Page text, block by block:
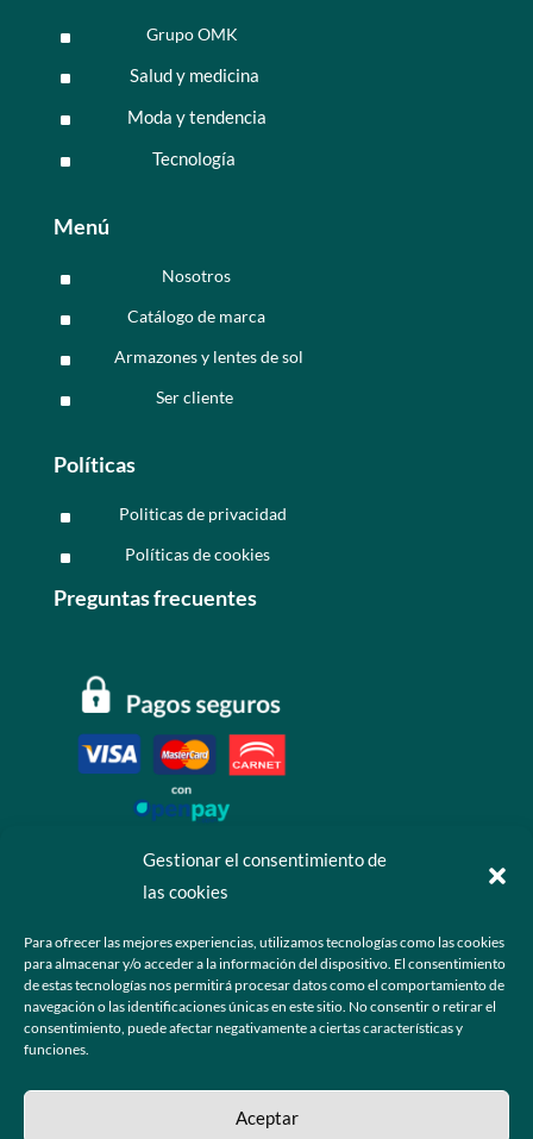
Gestionar el consentimiento de
las cookies
Para ofrecer las mejores experiencias, utilizamos tecnologías como las cookies
para almacenar y/o acceder a la información del dispositivo. El consentimiento
de estas tecnologías nos permitirá procesar datos como el comportamiento de
navegación o las identificaciones únicas en este sitio. No consentir o retirar el
consentimiento, puede afectar negativamente a ciertas características y
funciones.
Aceptar
^ Grupo OMK
^ Salud y medicina
^ Moda y tendencia
^ Tecnología
Menú
^ Nosotros
^ Catálogo de marca
^ Armazones y lentes de sol
^ Ser cliente
Políticas
^ Politicas de privacidad
^ Políticas de cookies
Preguntas frecuentes
 +52 55 6173 7725 (Ventas)
 hola@grupo-omk.com
© 2025 Grupo OMK – Todos los derechos reservados